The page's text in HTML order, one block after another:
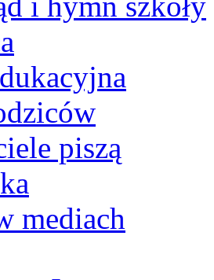
piszą
mediach